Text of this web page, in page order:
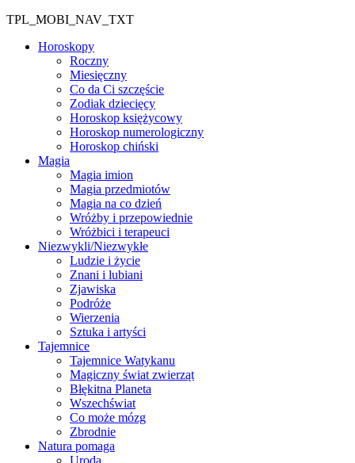
TPL_MOBI_NAV_TXT
Horoskopy
Roczny
Miesięczny
Co da Ci szczęście
Zodiak dziecięcy
Horoskop księżycowy
Horoskop numerologiczny
Horoskop chiński
Magia
Magia imion
Magia przedmiotów
Magia na co dzień
Wróżby i przepowiednie
Wróżbici i terapeuci
Niezwykli/Niezwykłe
Ludzie i życie
Znani i lubiani
Zjawiska
Podróże
Wierzenia
Sztuka i artyści
Tajemnice
Tajemnice Watykanu
Magiczny świat zwierząt
Błękitna Planeta
Wszechświat
Co może mózg
Zbrodnie
Natura pomaga
Uroda